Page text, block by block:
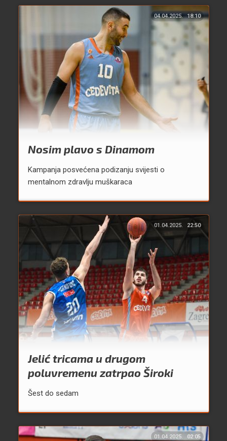
04.04.2025. 18:10
Nosim plavo s Dinamom
Kampanja posvećena podizanju svijesti o
mentalnom zdravlju muškaraca
01.04.2025. 22:50
Jelić tricama u drugom
poluvremenu zatrpao Široki
Šest do sedam
01.04.2025. 02:05